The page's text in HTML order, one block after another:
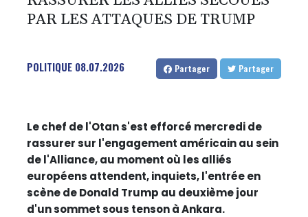
PAR LES ATTAQUES DE TRUMP
POLITIQUE 08.07.2026 Partager Partager
Le chef de l'Otan s'est efforcé mercredi de
rassurer sur l'engagement américain au sein
de l'Alliance, au moment où les alliés
européens attendent, inquiets, l'entrée en
scène de Donald Trump au deuxième jour
d'un sommet sous tenson à Ankara.